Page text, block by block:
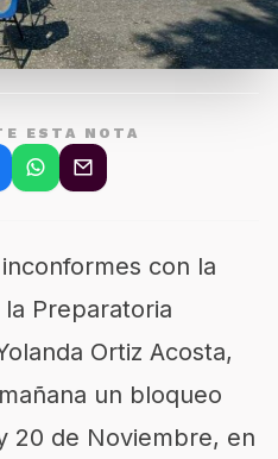
ESTA NOTA
con la
Preparatoria
Ortiz Acosta,
un bloqueo
20 de Noviembre, en